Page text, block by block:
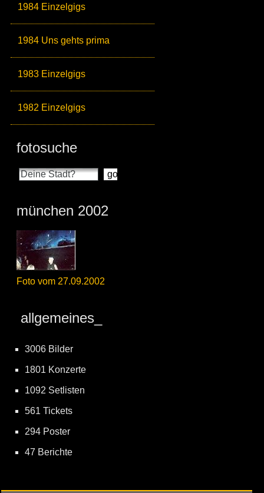
1984 Einzelgigs
1984 Uns gehts prima
1983 Einzelgigs
1982 Einzelgigs
fotosuche
münchen 2002
Foto vom 27.09.2002
allgemeines_
3006 Bilder
1801 Konzerte
1092 Setlisten
561 Tickets
294 Poster
47 Berichte